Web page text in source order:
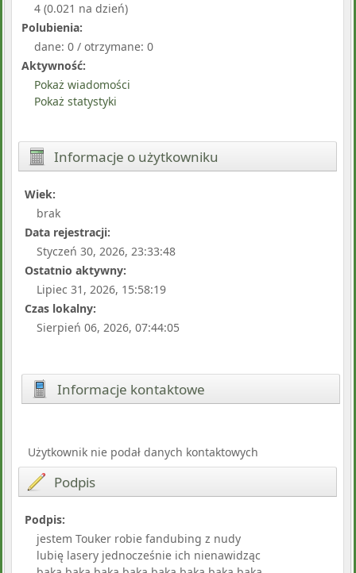
4 (0.021 na dzień)
Polubienia:
dane: 0 / otrzymane: 0
Aktywność:
Pokaż wiadomości
Pokaż statystyki
Informacje o użytkowniku
Wiek:
brak
Data rejestracji:
Styczeń 30, 2026, 23:33:48
Ostatnio aktywny:
Lipiec 31, 2026, 15:58:19
Czas lokalny:
Sierpień 06, 2026, 07:44:05
Informacje kontaktowe
Użytkownik nie podał danych kontaktowych
Podpis
Podpis:
jestem Touker robie fandubing z nudy
lubię lasery jednocześnie ich nienawidząc